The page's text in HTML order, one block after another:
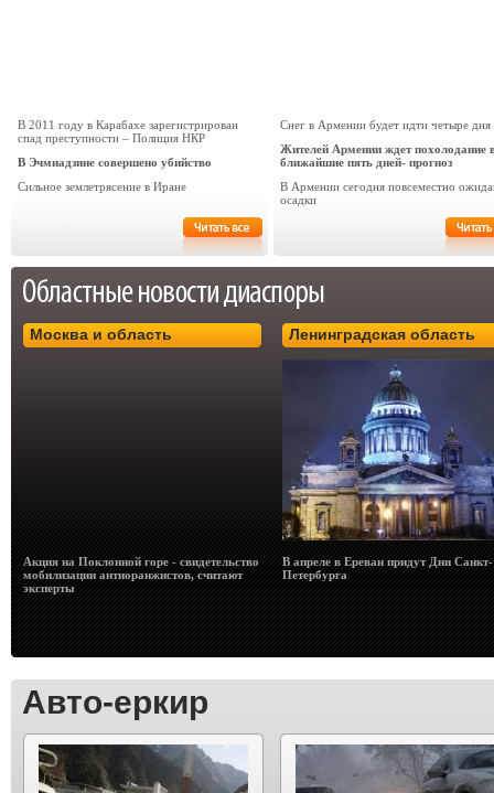
В 2011 году в Карабахе зарегистрирован
спад преступности – Полиция НКР
В Эчмиадзине совершено убийство
Сильное землетрясение в Иране
Снег в Армении будет идти четыре дня
Жителей Армении ждет похолодание
ближайшие пять дней- прогноз
В Армении сегодня повсеместно
осадки
Москва и область
Акция на Поклонной горе - свидетельство
мобилизации антиоранжистов, считают
эксперты
Ленинградская область
В апреле в Ереван придут Дни Санкт-
Петербурга
Авто-еркир